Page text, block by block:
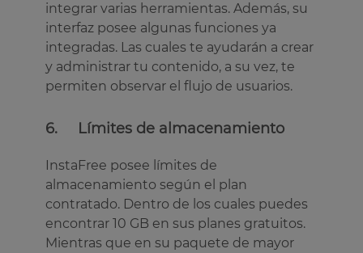
integrar varias herramientas. Además, su
interfaz posee algunas funciones ya
integradas. Las cuales te ayudarán a crear
y administrar tu contenido, a su vez, te
permiten observar el flujo de usuarios.
6. Límites de almacenamiento
InstaFree posee límites de
almacenamiento según el plan
contratado. Dentro de los cuales puedes
encontrar 10 GB en sus planes gratuitos.
Mientras que en su paquete de mayor